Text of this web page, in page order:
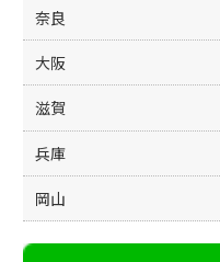
奈良
大阪
滋賀
兵庫
岡山